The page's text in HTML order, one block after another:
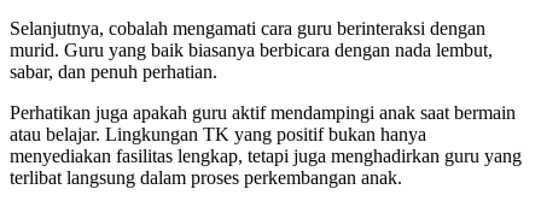
Selanjutnya, cobalah mengamati cara guru berinteraksi dengan
murid. Guru yang baik biasanya berbicara dengan nada lembut,
sabar, dan penuh perhatian.
Perhatikan juga apakah guru aktif mendampingi anak saat bermain
atau belajar. Lingkungan TK yang positif bukan hanya
menyediakan fasilitas lengkap, tetapi juga menghadirkan guru yang
terlibat langsung dalam proses perkembangan anak.